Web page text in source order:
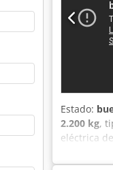
Estado:
2.200 kg,
eléctrica
1480